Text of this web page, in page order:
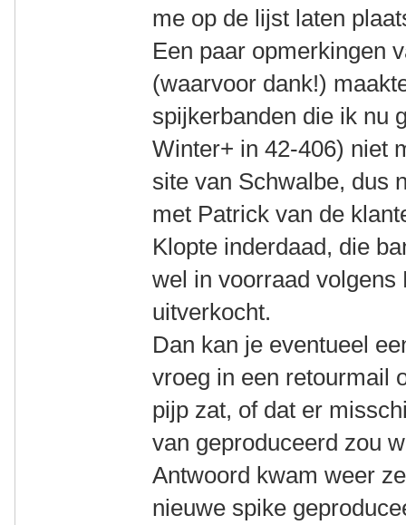
me op de lijst laten
Een paar opmerkingen
(waarvoor dank!)
spijkerbanden die ik nu
Winter+ in 42-406) niet
site van Schwalbe, dus
met Patrick van de
Klopte inderdaad, die
wel in voorraad
uitverkocht.
Dan kan je eventueel
vroeg in een retourmail
pijp zat, of dat er
van geproduceerd zou
Antwoord kwam weer
nieuwe spike